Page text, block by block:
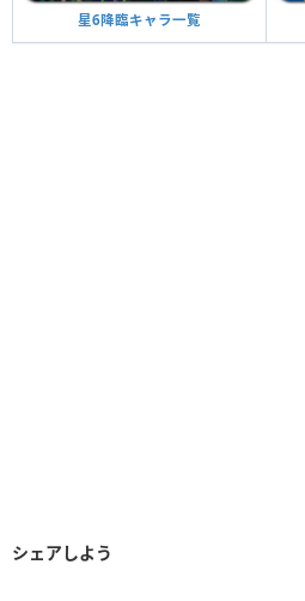
星6降臨キャラ一覧
シェアしよう